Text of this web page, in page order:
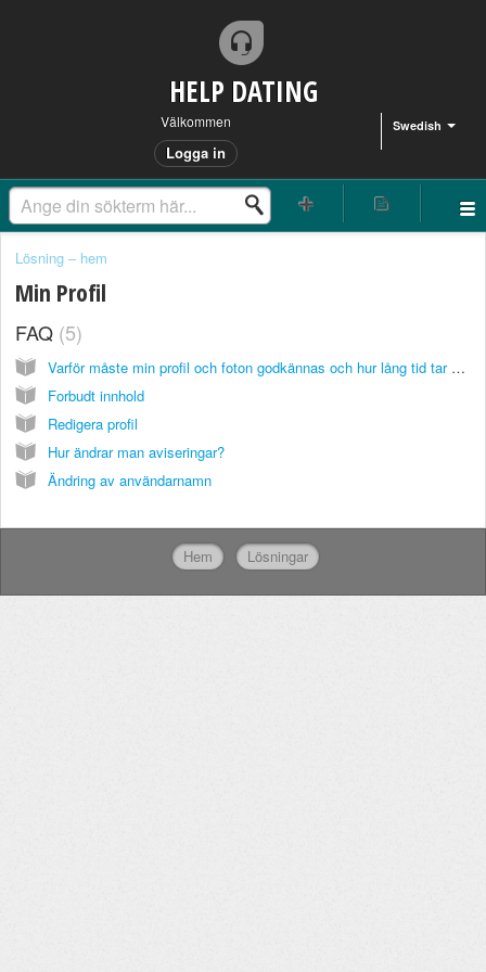
HELP DATING
Swedish
Välkommen
Logga in
Lösning – hem
Min Profil
FAQ 5
Varför måste min profil och foton godkännas och hur lång tid tar det?
Forbudt innhold
Redigera profil
Hur ändrar man aviseringar?
Ändring av användarnamn
Hem Lösningar